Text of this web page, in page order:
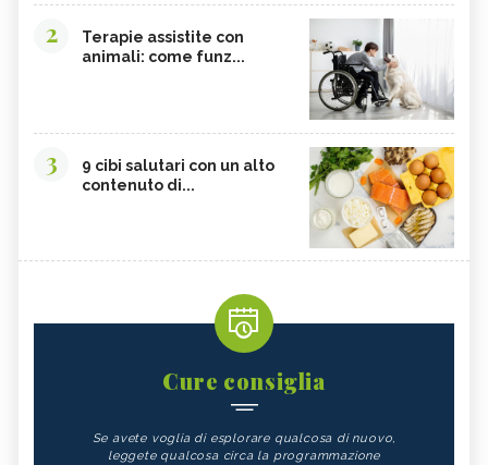
2
Terapie assistite con
animali: come funz...
3
9 cibi salutari con un alto
contenuto di...
Cure consiglia
Se avete voglia di esplorare qualcosa di nuovo,
leggete qualcosa circa la programmazione